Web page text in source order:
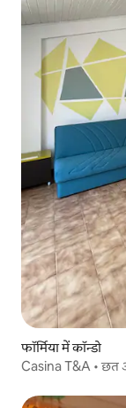
फॉर्मिया में कॉन्डो
Casina T&A • छत